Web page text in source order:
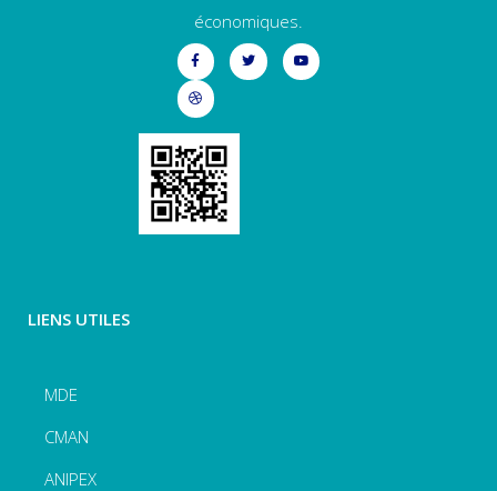
économiques.
LIENS UTILES
MDE
CMAN
ANIPEX